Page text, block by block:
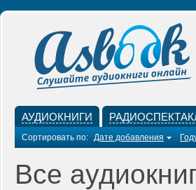
АУДИОКНИГИ
Сортировать по: Дате добавления
Все